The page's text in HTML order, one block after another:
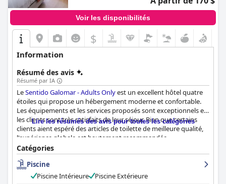
Voir les disponibilités
$
Information
Résumé des avis
Résumé par IA
LeSentido Galomar - Adults Onlyest un excellent hôtel quatre
étoiles qui propose un hébergement moderne et confortable.
Les équipements et les services proposés sont exceptionnels et
les clients sont très satisfaits de leur séjour. Bien que certains
clients aient espéré des articles de toilette de meilleure qualité,
l'expérience globale est hautement recommandée.
Lire les résumés des avis pour toutes les catégories
Catégories
Piscine
Piscine Intérieure
Piscine Extérieure